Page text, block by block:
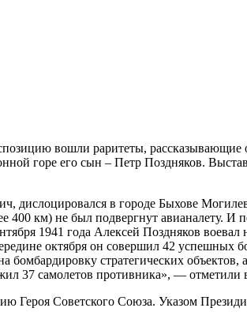
вошли раритеты, рассказывающие
горе его сын – Петр Поздняков.
в городе Быхове
км) не был подвергнут авианалету. И
1941 года Алексей Поздняков
октября он совершил 42
бомбардировку стратегических
37 самолетов противника», —
Героя Советского Союза. Указом